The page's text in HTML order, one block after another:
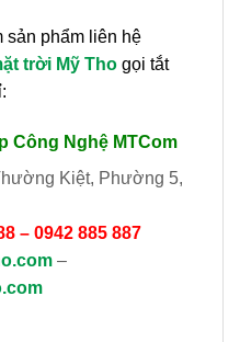
sản phẩm liên hệ
trời Mỹ Tho gọi tắt
Công Nghệ MTCom
Kiệt, Phường 5,
– 0942 885 887
–